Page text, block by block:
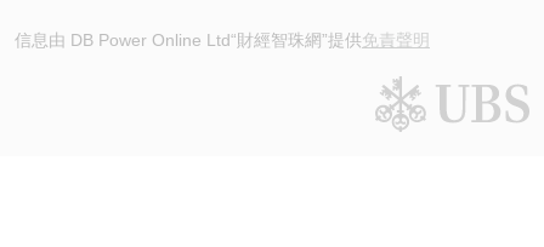
信息由 DB Power Online Ltd“財經智珠網”提供免責聲明